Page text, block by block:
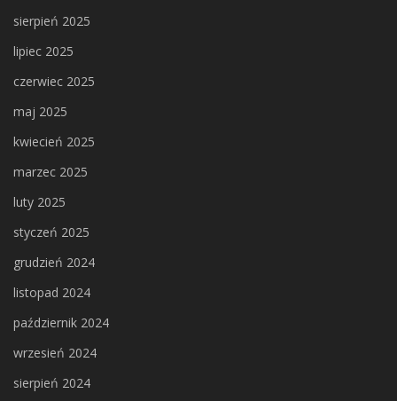
sierpień 2025
lipiec 2025
czerwiec 2025
maj 2025
kwiecień 2025
marzec 2025
luty 2025
styczeń 2025
grudzień 2024
listopad 2024
październik 2024
wrzesień 2024
sierpień 2024